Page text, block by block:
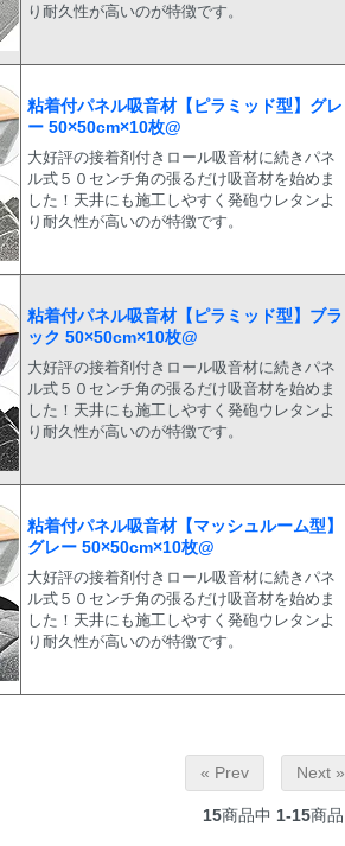
り耐久性が高いのが特徴です。
粘着付パネル吸音材【ピラミッド型】グレ
ー 50×50cm×10枚@
大好評の接着剤付きロール吸音材に続きパネ
ル式５０センチ角の張るだけ吸音材を始めま
した！天井にも施工しやすく発砲ウレタンよ
り耐久性が高いのが特徴です。
粘着付パネル吸音材【ピラミッド型】ブラ
ック 50×50cm×10枚@
大好評の接着剤付きロール吸音材に続きパネ
ル式５０センチ角の張るだけ吸音材を始めま
した！天井にも施工しやすく発砲ウレタンよ
り耐久性が高いのが特徴です。
粘着付パネル吸音材【マッシュルーム型】
グレー 50×50cm×10枚@
大好評の接着剤付きロール吸音材に続きパネ
ル式５０センチ角の張るだけ吸音材を始めま
した！天井にも施工しやすく発砲ウレタンよ
り耐久性が高いのが特徴です。
« Prev Next »
15商品中 1-15商品